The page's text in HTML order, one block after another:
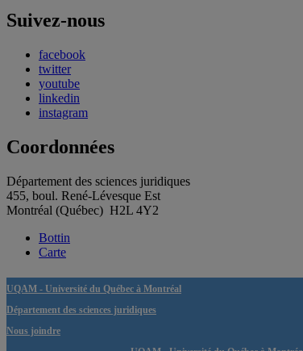
Suivez-nous
facebook
twitter
youtube
linkedin
instagram
Coordonnées
Département des sciences juridiques
455, boul. René-Lévesque Est
Montréal (Québec) H2L 4Y2
Bottin
Carte
UQAM - Université du Québec à Montréal
Département des sciences juridiques
Nous joindre